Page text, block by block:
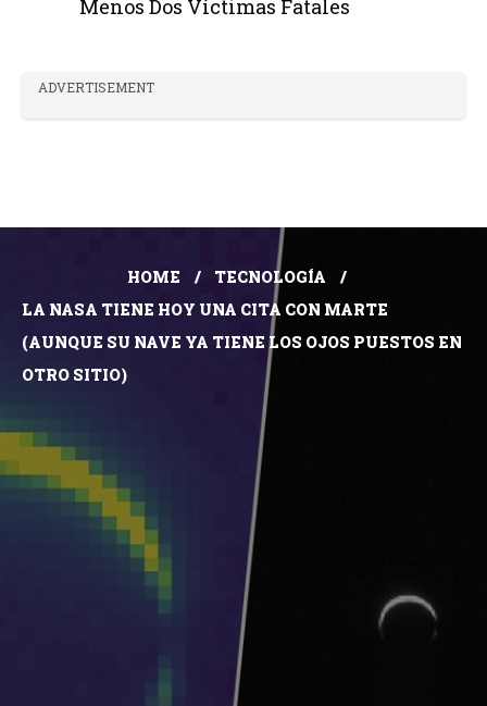
Menos Dos Víctimas Fatales
ADVERTISEMENT
HOME
TECNOLOGÍA
LA NASA TIENE HOY UNA CITA CON MARTE
(AUNQUE SU NAVE YA TIENE LOS OJOS PUESTOS EN
OTRO SITIO)